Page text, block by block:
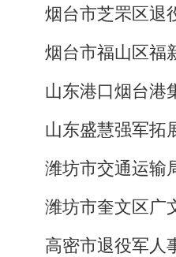
烟台市芝罘区退
烟台市福山区福
山东港口烟台港
山东盛慧强军拓
潍坊市交通运输
潍坊市奎文区广
高密市退役军人